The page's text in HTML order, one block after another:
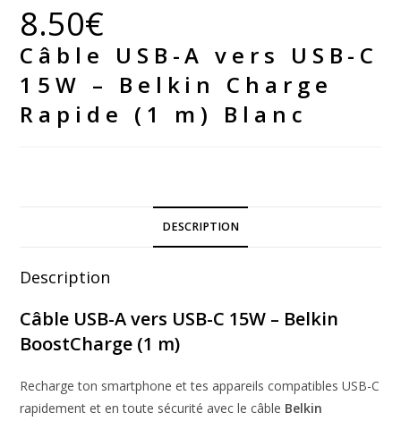
USB-
A
vers
USB-
C
15W
Blanc
8.50€
Câble USB-A vers USB-C
15W – Belkin Charge
Rapide (1 m) Blanc
DESCRIPTION
Description
Câble USB-A vers USB-C 15W – Belkin
BoostCharge (1 m)
Recharge ton smartphone et tes appareils compatibles USB-C
rapidement et en toute sécurité avec le câble Belkin